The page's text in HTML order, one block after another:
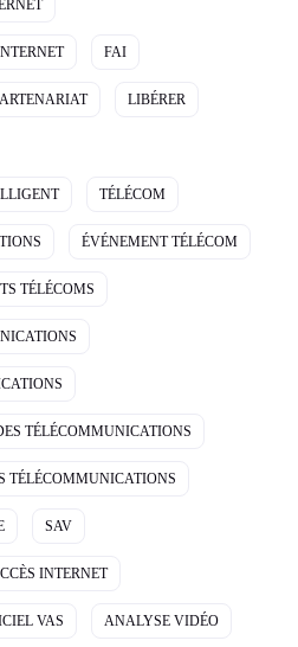
FAI
LIBÉRER
TÉLÉCOM
ÉVÉNEMENT TÉLÉCOM
TÉLÉCOMS
TÉLÉCOMMUNICATIONS
TÉLÉCOMMUNICATIONS
SAV
INTERNET
VAS ANALYSE VIDÉO